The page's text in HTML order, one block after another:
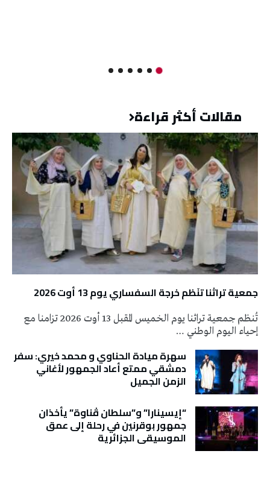
مقالات أكثر قراءة
جمعية تراثنا تنَظم خرجة السفساري يوم 13 أوت 2026
تُنظم جمعية تراثنا يوم الخميس المقبل 13 أوت 2026 تزامنا مع
إحياء اليوم الوطني …
سهرة ميادة الحناوي و محمد خيري: سفر
دمشقي ممتع أعاد الجمهور لأغاني
الزمن الجميل
“إيسينارا” و”سلطان ڤناوة” يأخذان
جمهور بوقرنين في رحلة إلى عمق
الموسيقى الجزائرية